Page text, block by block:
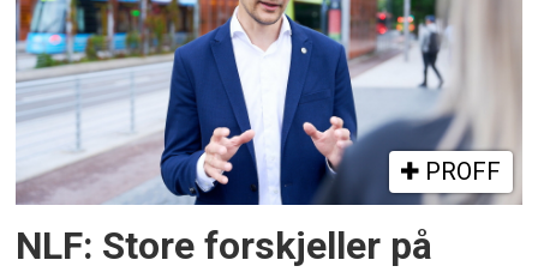
PROFF
NLF: Store forskjeller på